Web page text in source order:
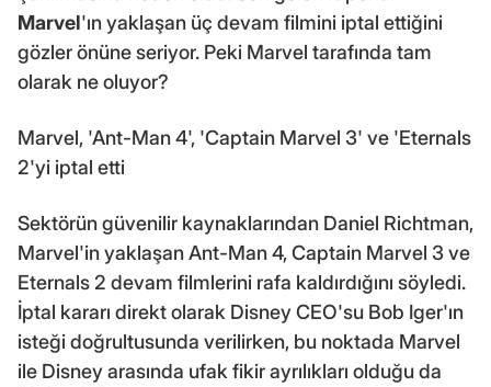
Marvel'ın yaklaşan üç devam filmini iptal ettiğini
gözler önüne seriyor. Peki Marvel tarafında tam
olarak ne oluyor?
Marvel, 'Ant-Man 4', 'Captain Marvel 3' ve 'Eternals
2'yi iptal etti
Sektörün güvenilir kaynaklarından Daniel Richtman,
Marvel'in yaklaşan Ant-Man 4, Captain Marvel 3 ve
Eternals 2 devam filmlerini rafa kaldırdığını söyledi.
İptal kararı direkt olarak Disney CEO'su Bob Iger'ın
isteği doğrultusunda verilirken, bu noktada Marvel
ile Disney arasında ufak fikir ayrılıkları olduğu da